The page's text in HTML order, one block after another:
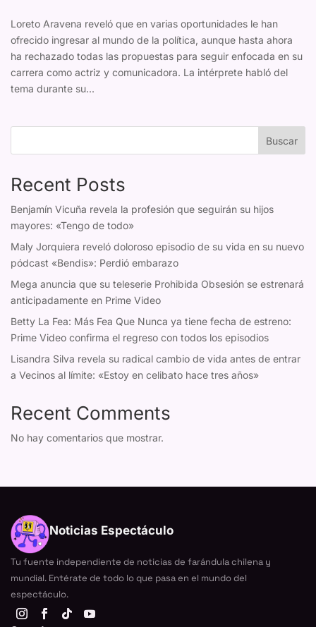
Loreto Aravena reveló que en varias oportunidades le han
ofrecido ingresar al mundo de la política, aunque hasta ahora
ha rechazado todas las propuestas para seguir enfocada en su
carrera como actriz y comunicadora. La intérprete habló del
tema durante su...
Buscar
Recent Posts
Benjamín Vicuña revela la profesión que seguirán su hijos
mayores: «Tengo de todo»
Maly Jorquiera reveló doloroso episodio de su vida en su nuevo
pódcast «Bendis»: Perdió embarazo
Mega anuncia que su teleserie Prohibida Obsesión se estrenará
anticipadamente en Prime Video
Betty La Fea: Más Fea Que Nunca ya tiene fecha de estreno:
Prime Video confirma el regreso con todos los episodios
Lisandra Silva revela su radical cambio de vida antes de entrar
a Vecinos al límite: «Estoy en celibato hace tres años»
Recent Comments
No hay comentarios que mostrar.
Noticias Espectáculo
Tu fuente independiente de noticias de farándula chilena y
mundial. Entérate de todo lo que pasa en el mundo del
espectáculo.